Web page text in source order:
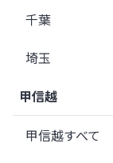
千葉
埼玉
甲信越
甲信越すべて